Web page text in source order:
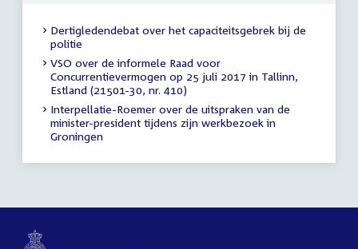
Dertigledendebat over het capaciteitsgebrek bij de
politie
VSO over de informele Raad voor
Concurrentievermogen op 25 juli 2017 in Tallinn,
Estland (21501-30, nr. 410)
Interpellatie-Roemer over de uitspraken van de
minister-president tijdens zijn werkbezoek in
Groningen